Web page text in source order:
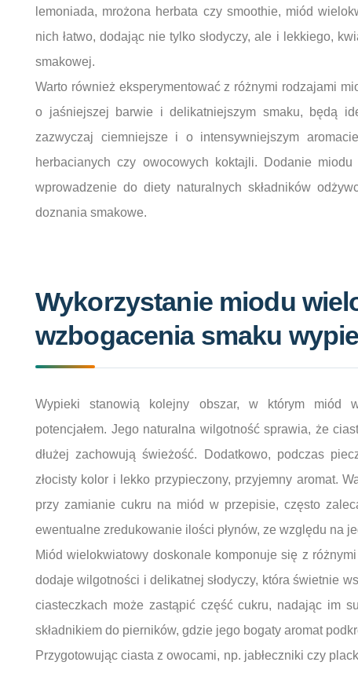
lemoniada, mrożona herbata czy smoothie, miód
nich łatwo, dodając nie tylko słodyczy, ale i lekkiego,
smakowej.
Warto również eksperymentować z różnymi rodzajami
o jaśniejszej barwie i delikatniejszym smaku, będą
zazwyczaj ciemniejsze i o intensywniejszym
herbacianych czy owocowych koktajli. Dodanie
wprowadzenie do diety naturalnych składników
doznania smakowe.
Wykorzystanie miodu
wzbogacenia smaku
Wypieki stanowią kolejny obszar, w którym miód
potencjałem. Jego naturalna wilgotność sprawia, że
dłużej zachowują świeżość. Dodatkowo, podczas
złocisty kolor i lekko przypieczony, przyjemny aromat.
przy zamianie cukru na miód w przepisie, często
ewentualne zredukowanie ilości płynów, ze względu na
Miód wielokwiatowy doskonale komponuje się z
dodaje wilgotności i delikatnej słodyczy, która świetnie
ciasteczkach może zastąpić część cukru, nadając im
składnikiem do pierników, gdzie jego bogaty aromat
Przygotowując ciasta z owocami, np. jabłeczniki czy